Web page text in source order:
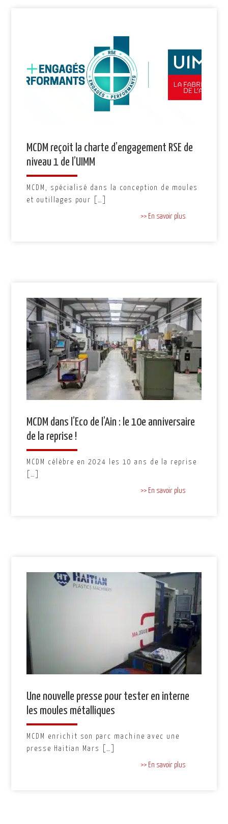
MCDM reçoit la charte d’engagement RSE de
niveau 1 de l’UIMM
MCDM, spécialisé dans la conception de moules
et outillages pour […]
>> En savoir plus
MCDM dans l’Eco de l’Ain : le 10e anniversaire
de la reprise !
MCDM célèbre en 2024 les 10 ans de la reprise
[…]
>> En savoir plus
Une nouvelle presse pour tester en interne
les moules métalliques
MCDM enrichit son parc machine avec une
presse Haitian Mars […]
>> En savoir plus